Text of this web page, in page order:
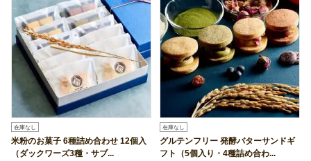
在庫なし
米粉のお菓子 6種詰め合わせ 12個入
（ダックワーズ3種・サブ...
在庫なし
グルテンフリー 発酵バターサンドギ
フト（5個入り・4種詰め合わ...